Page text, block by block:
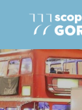
content
for: